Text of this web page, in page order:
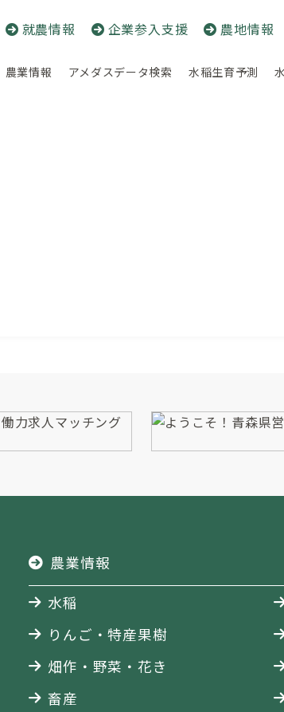
就農情報 企業参入支援 農地情報
農業情報 アメダスデータ検索 水稲生育予測
農業情報
水稲
りんご・特産果樹
畑作・野菜・花き
畜産